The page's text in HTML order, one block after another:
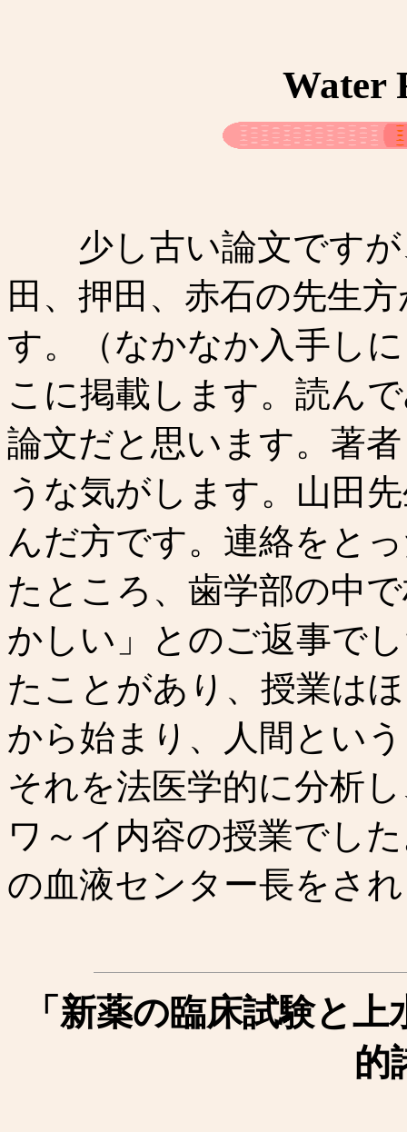
Water
少し古い論文ですが
田、押田、赤石の先生
す。（なかなか入手し
こに掲載します。読ん
論文だと思います。著
うな気がします。山田
んだ方です。連絡をと
たところ、歯学部の中
かしい」とのご返事で
たことがあり、授業は
から始まり、人間とい
それを法医学的に分析
ワ～イ内容の授業でし
の血液センター長をさ
「新薬の臨床試験と
的